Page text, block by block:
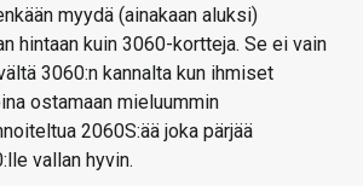
myydä (ainakaan aluksi)
hintaan kuin 3060-kortteja. Se ei vain
3060:n kannalta kun ihmiset
ostamaan mieluummin
2060S:ää joka pärjää
vallan hyvin.